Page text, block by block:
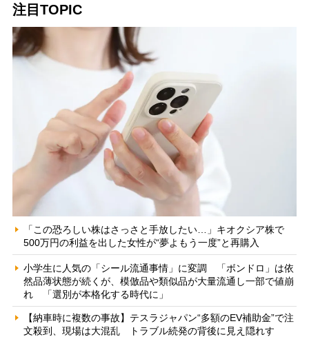
注目TOPIC
「この恐ろしい株はさっさと手放したい…」キオクシア株で
500万円の利益を出した女性が“夢よもう一度”と再購入
小学生に人気の「シール流通事情」に変調 「ボンドロ」は依
然品薄状態が続くが、模倣品や類似品が大量流通し一部で値崩
れ 「選別が本格化する時代に」
【納車時に複数の事故】テスラジャパン“多額のEV補助金”で注
文殺到、現場は大混乱 トラブル続発の背後に見え隠れす